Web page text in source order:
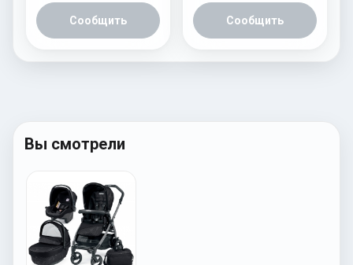
Сообщить Сообщить
Вы смотрели